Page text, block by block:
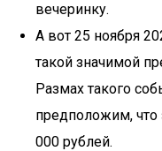
вечеринку.
А вот 25 ноября
такой значимой
Размах такого
предположим, что
000 рублей.